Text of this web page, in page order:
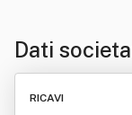
Dati
RICAVI